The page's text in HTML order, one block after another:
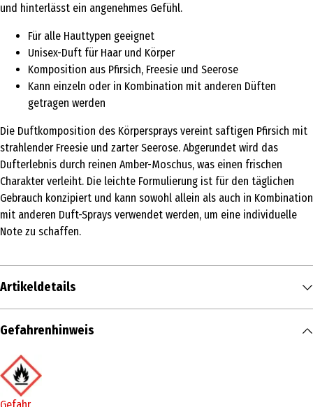
und hinterlässt ein angenehmes Gefühl.
Für alle Hauttypen geeignet
Unisex-Duft für Haar und Körper
Komposition aus Pfirsich, Freesie und Seerose
Kann einzeln oder in Kombination mit anderen Düften
getragen werden
Die Duftkomposition des Körpersprays vereint saftigen Pfirsich mit
strahlender Freesie und zarter Seerose. Abgerundet wird das
Dufterlebnis durch reinen Amber-Moschus, was einen frischen
Charakter verleiht. Die leichte Formulierung ist für den täglichen
Gebrauch konzipiert und kann sowohl allein als auch in Kombination
mit anderen Duft-Sprays verwendet werden, um eine individuelle
Note zu schaffen.
Artikeldetails
Inhalt
Produkttyp
Körperduft & Bodysplash
Gefahrenhinweis